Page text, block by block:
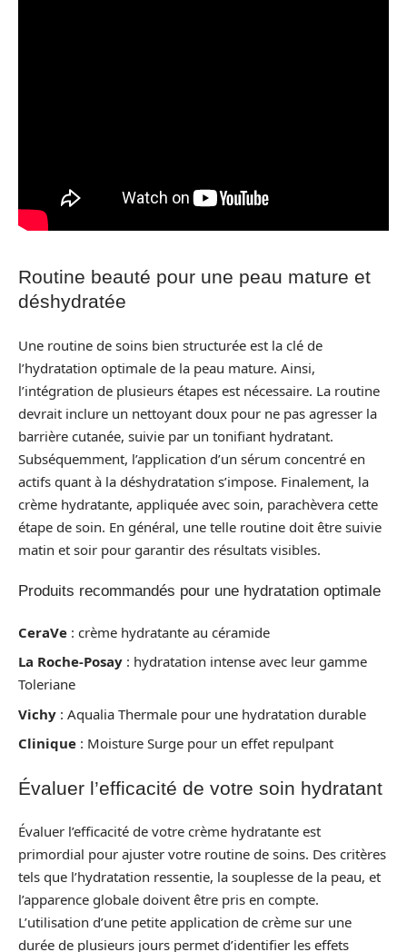
Routine beauté pour une peau mature et
déshydratée
Une routine de soins bien structurée est la clé de
l’hydratation optimale de la peau mature. Ainsi,
l’intégration de plusieurs étapes est nécessaire. La routine
devrait inclure un nettoyant doux pour ne pas agresser la
barrière cutanée, suivie par un tonifiant hydratant.
Subséquemment, l’application d’un sérum concentré en
actifs quant à la déshydratation s’impose. Finalement, la
crème hydratante, appliquée avec soin, parachèvera cette
étape de soin. En général, une telle routine doit être suivie
matin et soir pour garantir des résultats visibles.
Produits recommandés pour une hydratation optimale
CeraVe : crème hydratante au céramide
La Roche-Posay : hydratation intense avec leur gamme
Toleriane
Vichy : Aqualia Thermale pour une hydratation durable
Clinique : Moisture Surge pour un effet repulpant
Évaluer l’efficacité de votre soin hydratant
Évaluer l’efficacité de votre crème hydratante est
primordial pour ajuster votre routine de soins. Des critères
tels que l’hydratation ressentie, la souplesse de la peau, et
l’apparence globale doivent être pris en compte.
L’utilisation d’une petite application de crème sur une
durée de plusieurs jours permet d’identifier les effets